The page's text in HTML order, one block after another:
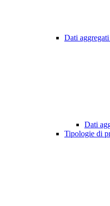
Dati
Dati
Tipologie di